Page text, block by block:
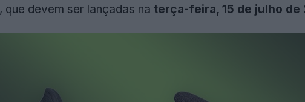
, que devem ser lançadas na terça-feira, 15 de julho de